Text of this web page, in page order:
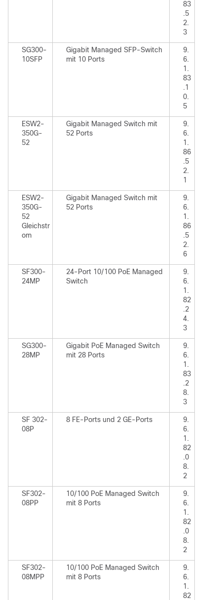
83
.5
2.
3
SG300-
10SFP
Gigabit Managed SFP-Switch
mit 10 Ports
9.
6.
1.
83
.1
0.
5
ESW2-
350G-
52
Gigabit Managed Switch mit
52 Ports
9.
6.
1.
86
.5
2.
1
ESW2-
350G-
52
Gleichstr
om
Gigabit Managed Switch mit
52 Ports
9.
6.
1.
86
.5
2.
6
SF300-
24MP
24-Port 10/100 PoE Managed
Switch
9.
6.
1.
82
.2
4.
3
SG300-
28MP
Gigabit PoE Managed Switch
mit 28 Ports
9.
6.
1.
83
.2
8.
3
SF 302-
08P
8 FE-Ports und 2 GE-Ports
9.
6.
1.
82
.0
8.
2
SF302-
08PP
10/100 PoE Managed Switch
mit 8 Ports
9.
6.
1.
82
.0
8.
2
SF302-
08MPP
10/100 PoE Managed Switch
mit 8 Ports
9.
6.
1.
82